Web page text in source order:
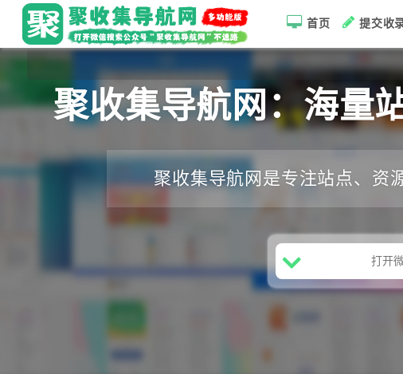
首页 提交收
聚收集导航网：海量
聚收集导航网是专注站点、资